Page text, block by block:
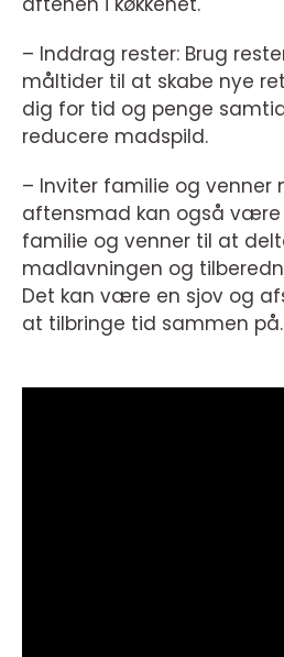
– Inddrag rester: Brug
måltider til at skabe nye
dig for tid og penge
reducere madspild.
– Inviter familie og venner
aftensmad kan også være
familie og venner til at
madlavningen og
Det kan være en sjov og
at tilbringe tid sammen på.